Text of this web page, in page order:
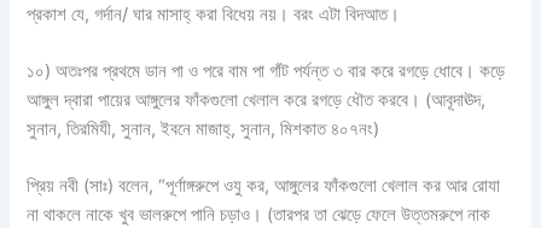
প্রকাশ যে, গর্দান/ ঘার মাসাহ্‌ করা বিধেয় নয়। বরং এটা বিদআত।
১০) অতঃপর প্রথমে ডান পা ও পরে বাম পা গাঁট পর্যন্ত ৩ বার করে রগড়ে ধোবে। কড়ে
আঙ্গুল দ্বারা পায়ের আঙ্গুলের ফাঁকগুলো খেলাল করে রগড়ে ধৌত করবে। (আবূদাঊদ,
সুনান, তিরমিযী, সুনান, ইবনে মাজাহ্‌, সুনান, মিশকাত ৪০৭নং)
প্রিয় নবী (সাঃ) বলেন, “পূর্ণাঙ্গরুপে ওযু কর, আঙ্গুলের ফাঁকগুলো খেলাল কর আর রোযা
না থাকলে নাকে খুব ভালরুপে পানি চড়াও। (তারপর তা ঝেড়ে ফেলে উত্তমরুপে নাক